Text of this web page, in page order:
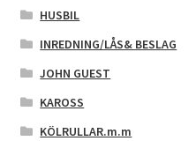
HUSBIL
INREDNING/LÅS& BESLAG
JOHN GUEST
KAROSS
KÖLRULLAR.m.m